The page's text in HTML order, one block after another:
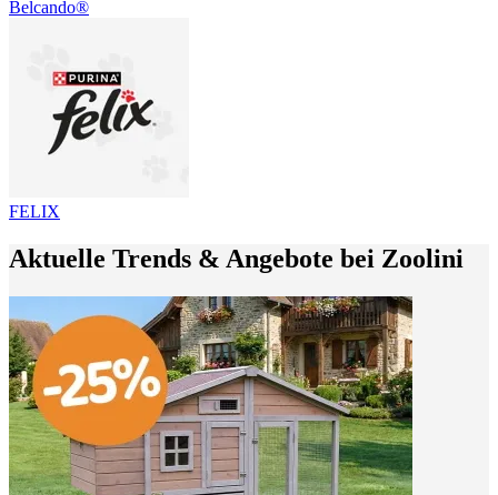
Belcando®
FELIX
Aktuelle Trends & Angebote bei Zoolini